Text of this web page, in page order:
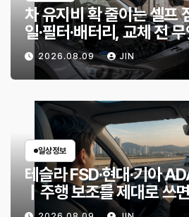
차 유지비 확 줄이는 셀프
일·필터·배터리, 교체 전
2026.08.09 JIN
일상정보
테슬라 FSD·현대·기아
｜주행 보조를 제대로 쓰
까?